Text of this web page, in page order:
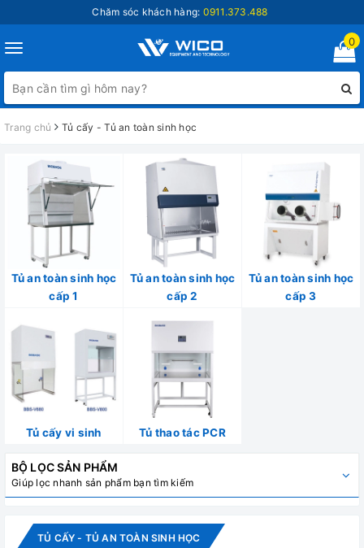
Chăm sóc khách hàng: 0911.373.488
Toggle
navigation
0
Trang chủ Tủ cấy - Tủ an toàn sinh học
Tủ an toàn sinh học
cấp 1
Tủ an toàn sinh học
cấp 2
Tủ an toàn sinh học
cấp 3
Tủ cấy vi sinh Tủ thao tác PCR
BỘ LỌC SẢN PHẨM
Giúp lọc nhanh sản phẩm bạn tìm kiếm
TỦ CẤY - TỦ AN TOÀN SINH HỌC